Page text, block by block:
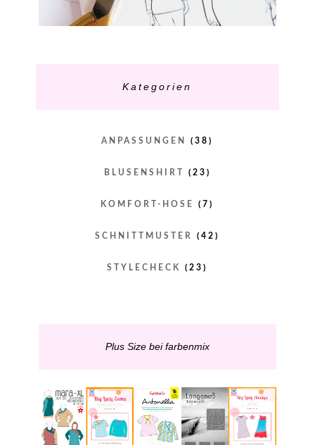
Kategorien
ANPASSUNGEN (38)
BLUSENSHIRT (23)
KOMFORT-HOSE (7)
SCHNITTMUSTER (42)
STYLECHECK (23)
Plus Size bei farbenmix